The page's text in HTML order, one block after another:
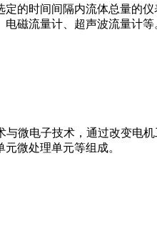
的时间间隔内流体总量的
磁流量计、超声波流量计
与微电子技术，通过改变
微处理单元等组成。